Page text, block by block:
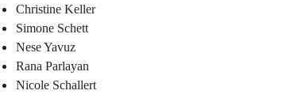
Christine Keller
Simone Schett
Nese Yavuz
Rana Parlayan
Nicole Schallert